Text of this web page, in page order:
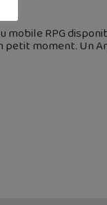
mobile RPG
petit moment. Un